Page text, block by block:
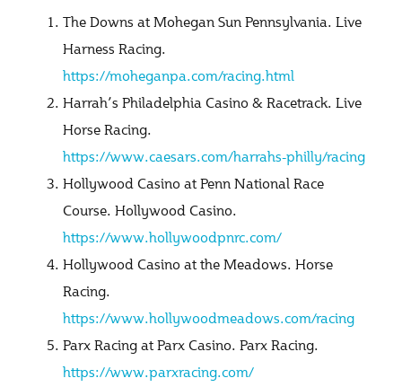
The Downs at Mohegan Sun Pennsylvania. Live
Harness Racing.
https://moheganpa.com/racing.html
Harrah’s Philadelphia Casino & Racetrack. Live
Horse Racing.
https://www.caesars.com/harrahs-philly/racing
Hollywood Casino at Penn National Race
Course. Hollywood Casino.
https://www.hollywoodpnrc.com/
Hollywood Casino at the Meadows. Horse
Racing.
https://www.hollywoodmeadows.com/racing
Parx Racing at Parx Casino. Parx Racing.
https://www.parxracing.com/